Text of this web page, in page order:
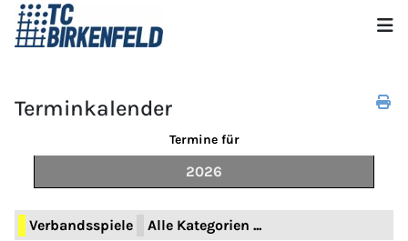
Terminkalender
Termine für
2026
Limite der Paginierungsliste
Verbandsspiele Alle Kategorien ...